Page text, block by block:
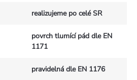
realizujeme po celé SR
povrch tlumící pád dle EN
1171
pravidelná dle EN 1176